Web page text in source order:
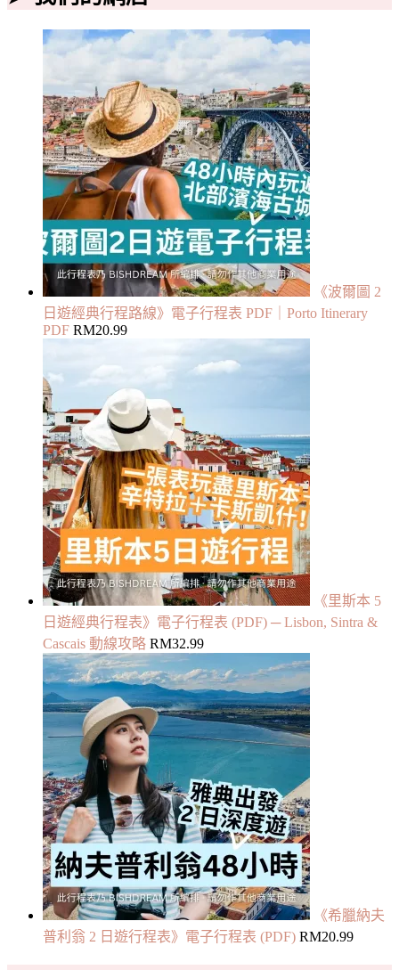
《波爾圖 2
日遊經典行程路線》電子行程表 PDF｜Porto Itinerary
PDF RM20.99
《里斯本 5
日遊經典行程表》電子行程表 (PDF) ─ Lisbon, Sintra &
Cascais 動線攻略 RM32.99
《希臘納夫
普利翁 2 日遊行程表》電子行程表 (PDF) RM20.99